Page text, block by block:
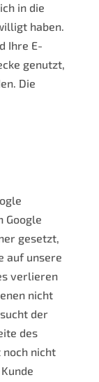
in die
haben.
Ihre E-
genutzt,
Die
Google
gesetzt,
auf unsere
verlieren
nicht
der
des
noch nicht